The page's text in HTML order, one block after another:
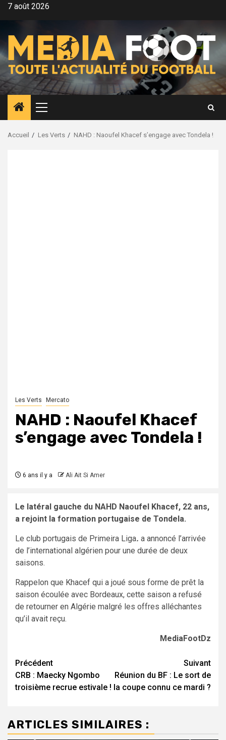
Aller7 août 2026
Menu
principal
Accueil Les Verts NAHD : Naoufel Khacef s’engage avec Tondela !
Les Verts Mercato
NAHD : Naoufel Khacef
s’engage avec Tondela !
6 ans il y a Ali Ait Si Amer
Le latéral gauche du NAHD Naoufel Khacef, 22 ans,
a rejoint la formation portugaise de Tondela.
Le club portugais de Primeira Liga. a annoncé l’arrivée
de l’international algérien pour une durée de deux
saisons.
Rappelon que Khacef qui a joué sous forme de prêt la
saison écoulée avec Bordeaux, cette saison a refusé
de retourner en Algérie malgré les offres alléchantes
qu’il avait reçu.
MediaFootDz
Navigation
d’article
Précédent
CRB : Maecky Ngombo
troisième recrue estivale !
Suivant
Réunion du BF : Le sort de
la coupe connu ce mardi ?
ARTICLES SIMILAIRES :